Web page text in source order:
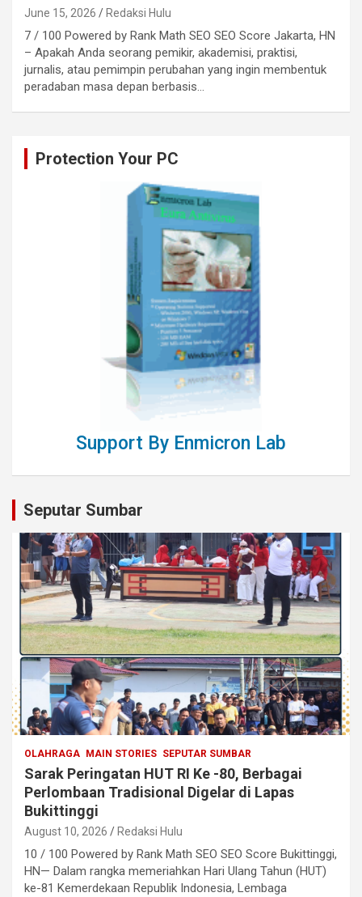
June 15, 2026 Redaksi Hulu
7 / 100 Powered by Rank Math SEO SEO Score Jakarta, HN
– Apakah Anda seorang pemikir, akademisi, praktisi,
jurnalis, atau pemimpin perubahan yang ingin membentuk
peradaban masa depan berbasis…
Protection Your PC
Support By Enmicron Lab
Seputar Sumbar
OLAHRAGA MAIN STORIES SEPUTAR SUMBAR
Sarak Peringatan HUT RI Ke -80, Berbagai
Perlombaan Tradisional Digelar di Lapas
Bukittinggi
August 10, 2026 Redaksi Hulu
10 / 100 Powered by Rank Math SEO SEO Score Bukittinggi,
HN— Dalam rangka memeriahkan Hari Ulang Tahun (HUT)
ke-81 Kemerdekaan Republik Indonesia, Lembaga